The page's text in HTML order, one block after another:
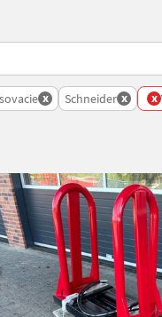
x Schneider x x